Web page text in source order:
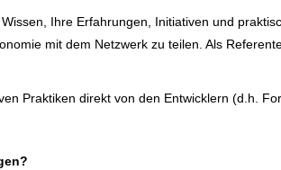
Ihre Erfahrungen, Initiativen und
mit dem Netzwerk zu teilen. Als
Praktiken direkt von den Entwicklern (d.h.